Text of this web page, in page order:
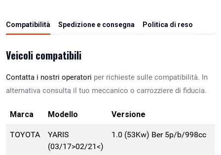
Compatibilità Spedizione e consegna Politica di reso
Veicoli compatibili
Contatta i nostri operatori per richieste sulle compatibilità. In
alternativa consulta il tuo meccanico o carrozziere di fiducia.
Marca Modello Versione
TOYOTA
YARIS
(03/17>02/21<)
1.0 (53Kw) Ber 5p/b/998cc